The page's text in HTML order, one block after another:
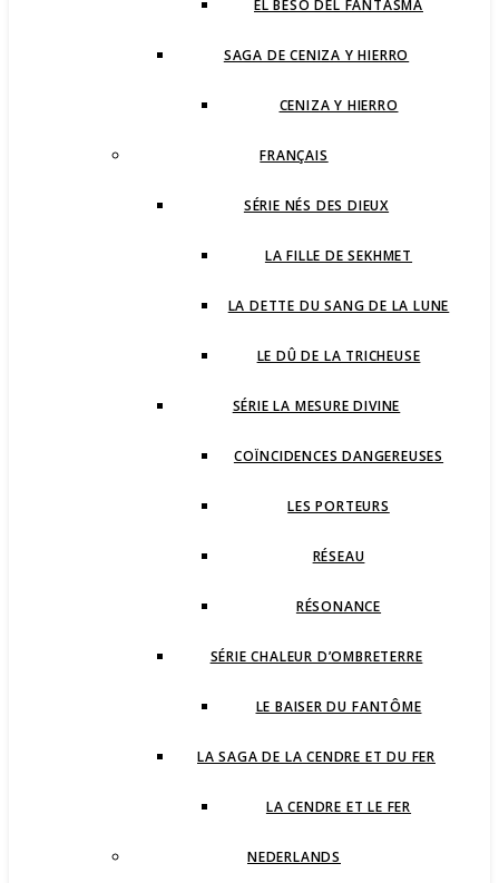
EL BESO DEL FANTASMA
SAGA DE CENIZA Y HIERRO
CENIZA Y HIERRO
FRANÇAIS
SÉRIE NÉS DES DIEUX
LA FILLE DE SEKHMET
LA DETTE DU SANG DE LA LUNE
LE DÛ DE LA TRICHEUSE
SÉRIE LA MESURE DIVINE
COÏNCIDENCES DANGEREUSES
LES PORTEURS
RÉSEAU
RÉSONANCE
SÉRIE CHALEUR D’OMBRETERRE
LE BAISER DU FANTÔME
LA SAGA DE LA CENDRE ET DU FER
LA CENDRE ET LE FER
NEDERLANDS